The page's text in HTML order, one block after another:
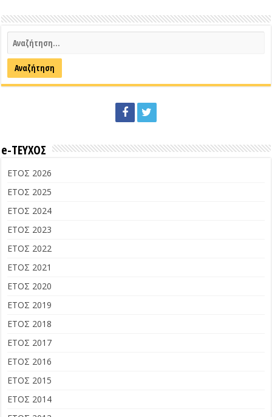
e-ΤΕΥΧΟΣ
ΕΤΟΣ 2026
ΕΤΟΣ 2025
ΕΤΟΣ 2024
ΕΤΟΣ 2023
ΕΤΟΣ 2022
ΕΤΟΣ 2021
ΕΤΟΣ 2020
ΕΤΟΣ 2019
ΕΤΟΣ 2018
ΕΤΟΣ 2017
ΕΤΟΣ 2016
ΕΤΟΣ 2015
ΕΤΟΣ 2014